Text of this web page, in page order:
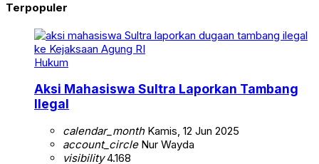
Terpopuler
Hukum
Aksi Mahasiswa Sultra Laporkan Tambang
Ilegal
calendar_monthKamis, 12 Jun 2025
account_circleNur Wayda
visibility4.168